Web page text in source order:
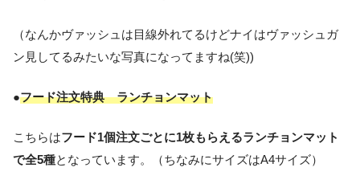
（なんかヴァッシュは目線外れてるけどナイはヴァッシュガ
ン見してるみたいな写真になってますね(笑))
●フード注文特典 ランチョンマット
こちらはフード1個注文ごとに1枚もらえるランチョンマット
で全5種となっています。（ちなみにサイズはA4サイズ）